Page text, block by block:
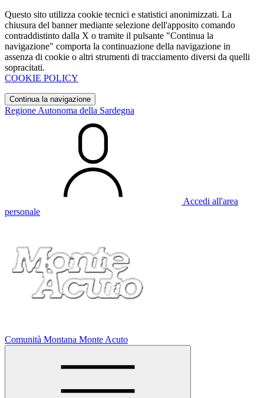
Questo sito utilizza cookie tecnici e statistici anonimizzati. La
chiusura del banner mediante selezione dell'apposito comando
contraddistinto dalla X o tramite il pulsante "Continua la
navigazione" comporta la continuazione della navigazione in
assenza di cookie o altri strumenti di tracciamento diversi da quelli
sopracitati.
COOKIE POLICY
Continua la navigazione
Regione Autonoma della Sardegna
Accedi all'area
personale
Comunità Montana Monte Acuto